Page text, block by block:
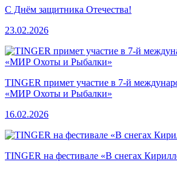
С Днём защитника Отечества!
23.02.2026
TINGER примет участие в 7-й
«МИР Охоты и Рыбалки»
16.02.2026
TINGER на фестивале «В снегах